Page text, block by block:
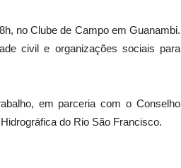
no Clube de Campo em Guanambi.
civil e organizações sociais para
em parceria com o Conselho
do Rio São Francisco.